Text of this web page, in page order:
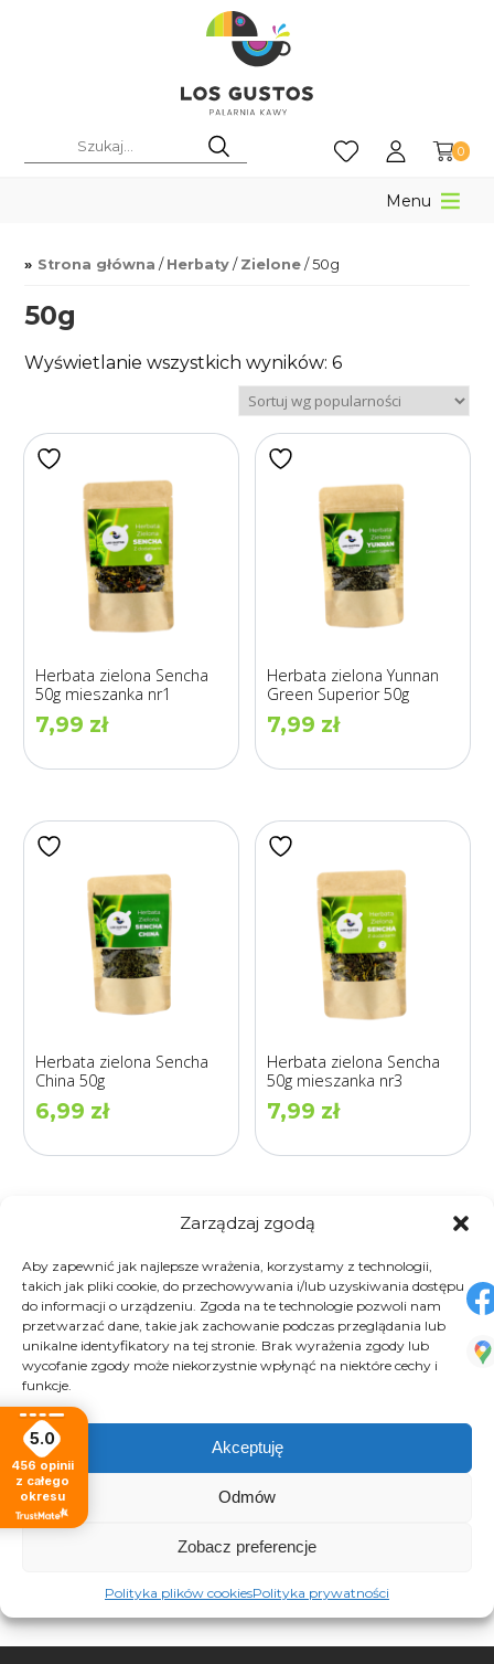
Zarządzaj zgodą
Aby zapewnić jak najlepsze wrażenia, korzystamy z technologii,
takich jak pliki cookie, do przechowywania i/lub uzyskiwania dostępu
do informacji o urządzeniu. Zgoda na te technologie pozwoli nam
przetwarzać dane, takie jak zachowanie podczas przeglądania lub
unikalne identyfikatory na tej stronie. Brak wyrażenia zgody lub
wycofanie zgody może niekorzystnie wpłynąć na niektóre cechy i
funkcje.
Akceptuję
Odmów
Zobacz preferencje
Polityka plików cookiesPolityka prywatności
0
Menu
Strona główna / Herbaty / Zielone / 50g
50g
Wyświetlanie wszystkich wyników: 6Posortowane
według
popularności
Herbata zielona Sencha
50g mieszanka nr1
7,99 zł
Herbata zielona Yunnan
Green Superior 50g
7,99 zł
Herbata zielona Sencha
China 50g
6,99 zł
Herbata zielona Sencha
50g mieszanka nr3
7,99 zł
Herbata zielona Sencha
50g mieszanka nr2
7,99
8,99
5.0
456 opinii
z całego
okresu